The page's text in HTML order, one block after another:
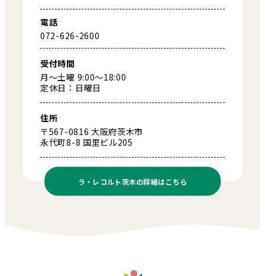
電話
072-626-2600
受付時間
月～土曜 9:00～18:00
定休日：日曜日
住所
〒567-0816 大阪府茨木市
永代町8-8 国里ビル205
ラ・レコルト茨木の詳細はこちら